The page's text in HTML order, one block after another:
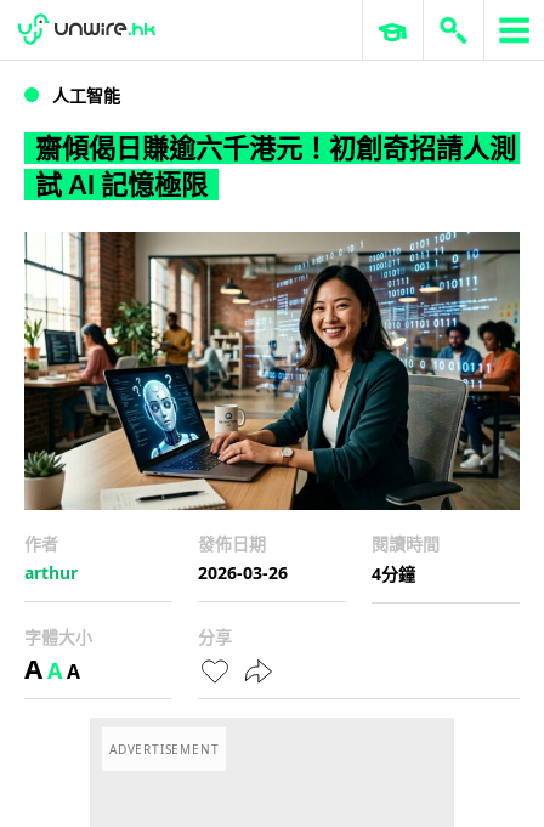
WWDC 2026 ERP 與商業 AI
人工智能
齋傾偈日賺逾六千港元！初創奇招請人測
試 AI 記憶極限
作者
arthur
發佈日期
2026-03-26
閱讀時間
4分鐘
字體大小
AAA
分享
ADVERTISEMENT